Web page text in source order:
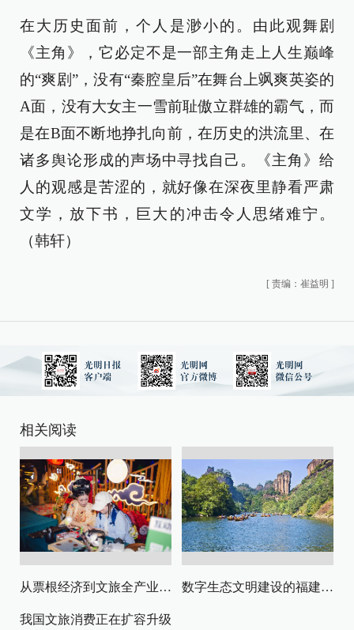
在大历史面前，个人是渺小的。由此观舞剧
《主角》，它必定不是一部主角走上人生巅峰
的“爽剧”，没有“秦腔皇后”在舞台上飒爽英姿的
A面，没有大女主一雪前耻傲立群雄的霸气，而
是在B面不断地挣扎向前，在历史的洪流里、在
诸多舆论形成的声场中寻找自己。《主角》给
人的观感是苦涩的，就好像在深夜里静看严肃
文学，放下书，巨大的冲击令人思绪难宁。
（韩轩）
[ 责编：崔益明 ]
相关阅读
从票根经济到文旅全产业链升级 数字生态文明建设的福建路径与启示
我国文旅消费正在扩容升级